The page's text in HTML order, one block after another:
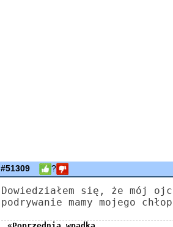
#51309 ?
Dowiedziałem się, że mój
podrywanie mamy mojego